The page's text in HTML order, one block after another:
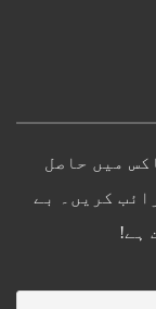
میں حاصل
کریں۔ بے
ہے!